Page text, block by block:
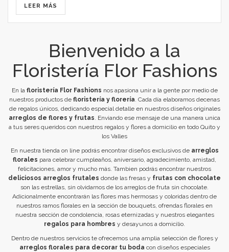
que acaban de fallecer. También es una muestra de
solidaridad con la familia para llevar un mensaje de
consuelo y esperanza en el momento que más lo
LEER MÁS
Bienvenido a la
Floristería Flor Fashions
En la floristería Flor Fashions nos apasiona unir a la gente por medio de
nuestros productos de floristería y florería. Cada día elaboramos decenas
de regalos únicos, dedicando especial detalle en nuestros diseños originales
arreglos de flores y frutas. Enviando ese mensaje de una manera unica
a tus seres queridos con nuestros regalos y flores a domicilio en todo Quito y
los Valles
En nuestra tienda on line podrás encontrar diseños exclusivos de arreglos
florales para celebrarcumpleaños, aniversario, agradecimiento, amistad,
felicitaciones, amor y mucho más. Tambien podrás encontrar nuestros
deliciosos arreglos frutales donde las fresas y frutas con chocolate
son las estrellas, sin olvidarnos de los arreglos de fruta sin chocolate.
Adicionalmente encontrarán las flores mas hermosas y coloridas dentro de
nuestros ramos florales en la sección de bouquets, ofrendas florales en
nuestra sección de condolencia, rosas eternizadas y nuestros elegantes
regalos para hombres y desayunos a domicilio.
Dentro de nuestros servicios te ofrecemos una amplia selección de flores y
arreglos florales para decorar tu boda con diseños especiales